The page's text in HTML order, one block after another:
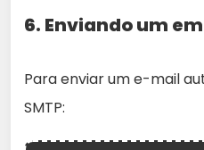
6. Enviando um
Para enviar um e-mail
SMTP: